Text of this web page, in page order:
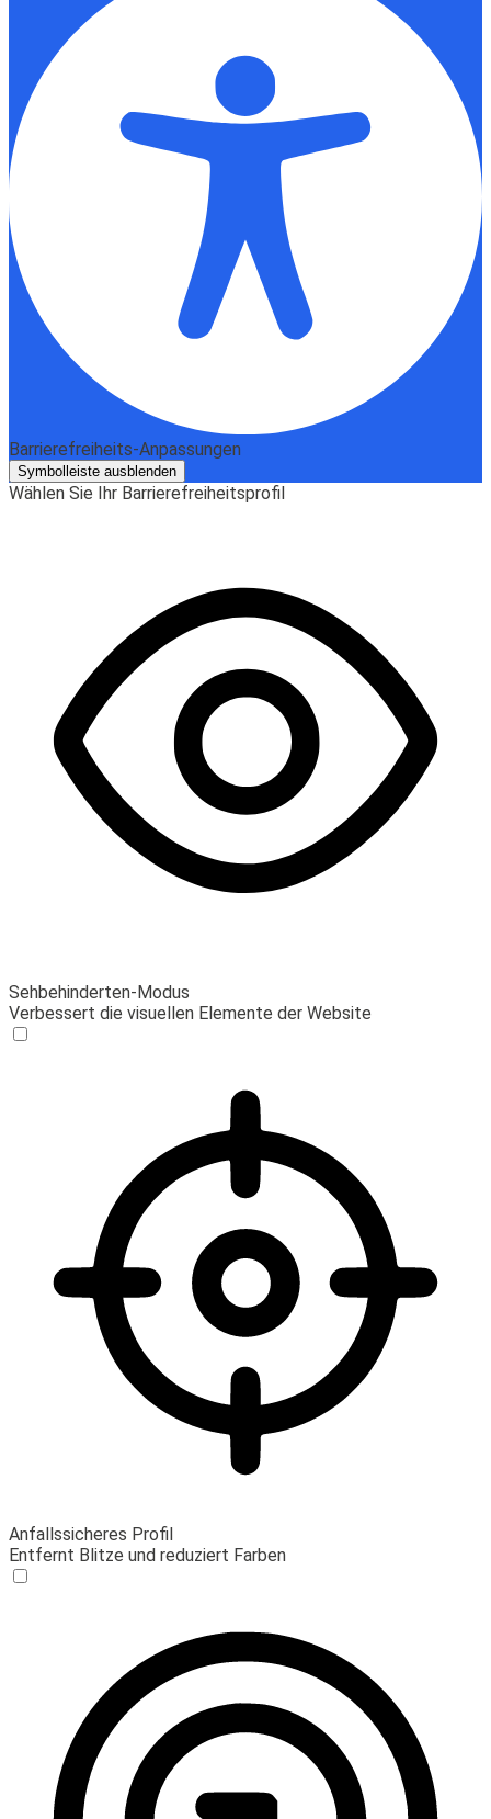
Barrierefreiheits-Anpassungen
Symbolleiste ausblenden
Wählen Sie Ihr Barrierefreiheitsprofil
Sehbehinderten-Modus
Verbessert die visuellen Elemente der Website
Anfallssicheres Profil
Entfernt Blitze und reduziert Farben